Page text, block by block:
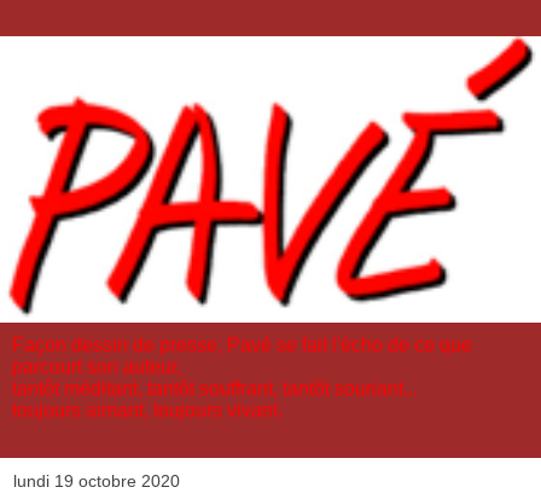
Façon dessin de presse, Pavé se fait l'écho de ce que
parcourt son auteur,
tantôt méditant, tantôt souffrant, tantôt souriant...
toujours aimant, toujours vivant.
lundi 19 octobre 2020